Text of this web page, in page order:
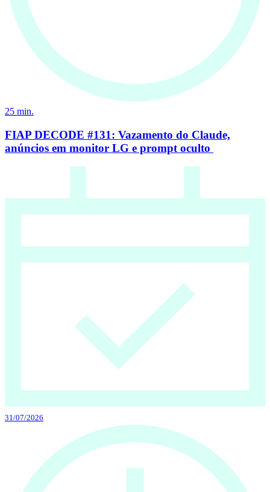
25 min.
FIAP DECODE #131: Vazamento do Claude,
anúncios em monitor LG e prompt oculto
31/07/2026